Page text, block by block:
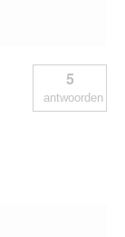
5
antwoorden